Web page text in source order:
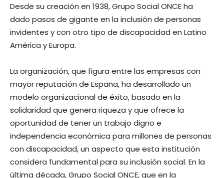
Desde su creación en 1938, Grupo Social ONCE ha
dado pasos de gigante en la inclusión de personas
invidentes y con otro tipo de discapacidad en Latino
América y Europa.
La organización, que figura entre las empresas con
mayor reputación de España, ha desarrollado un
modelo organizacional de éxito, basado en la
solidaridad que genera riqueza y que ofrece la
oportunidad de tener un trabajo digno e
independencia económica para millones de personas
con discapacidad, un aspecto que esta institución
considera fundamental para su inclusión social. En la
última década, Grupo Social ONCE, que en la